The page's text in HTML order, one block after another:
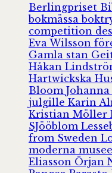
Berlingpriset
bokmässa
competition
Eva Wilsson
Gamla stan
Håkan
Hartwickska
Bloom Johanna
julgille Karin
Kristian Möller
SJööblom
from Sweden
moderna
Eliasson Örjan